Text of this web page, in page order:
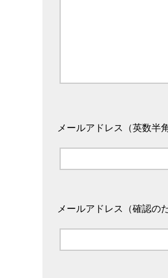
メールアドレス（英数半角
メールアドレス（確認の